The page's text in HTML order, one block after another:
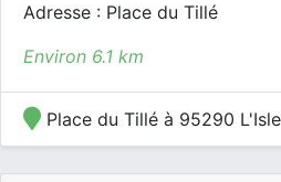
Adresse : Place du Tillé
Environ 6.1 km
Place du Tillé à 95290